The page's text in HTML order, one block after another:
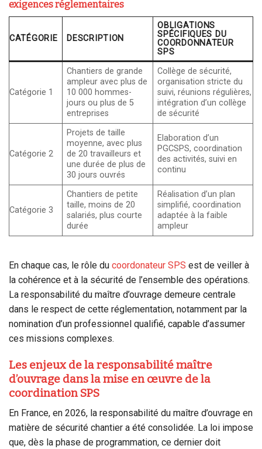
exigences réglementaires
CATÉGORIE DESCRIPTION
OBLIGATIONS
SPÉCIFIQUES DU
COORDONNATEUR
SPS
Catégorie 1
Chantiers de grande
ampleur avec plus de
10 000 hommes-
jours ou plus de 5
entreprises
Collège de sécurité,
organisation stricte du
suivi, réunions régulières,
intégration d’un collège
de sécurité
Catégorie 2
Projets de taille
moyenne, avec plus
de 20 travailleurs et
une durée de plus de
30 jours ouvrés
Elaboration d’un
PGCSPS, coordination
des activités, suivi en
continu
Catégorie 3
Chantiers de petite
taille, moins de 20
salariés, plus courte
durée
Réalisation d’un plan
simplifié, coordination
adaptée à la faible
ampleur
En chaque cas, le rôle du coordonateur SPS est de veiller à
la cohérence et à la sécurité de l’ensemble des opérations.
La responsabilité du maître d’ouvrage demeure centrale
dans le respect de cette réglementation, notamment par la
nomination d’un professionnel qualifié, capable d’assumer
ces missions complexes.
Les enjeux de la responsabilité maître
d’ouvrage dans la mise en œuvre de la
coordination SPS
En France, en 2026, la responsabilité du maître d’ouvrage en
matière de sécurité chantier a été consolidée. La loi impose
que, dès la phase de programmation, ce dernier doit